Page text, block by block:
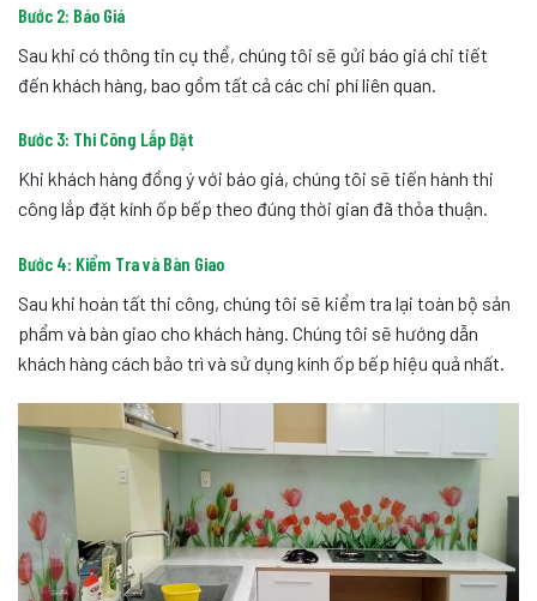
Bước 2: Báo Giá
Sau khi có thông tin cụ thể, chúng tôi sẽ gửi báo giá chi tiết
đến khách hàng, bao gồm tất cả các chi phí liên quan.
Bước 3: Thi Công Lắp Đặt
Khi khách hàng đồng ý với báo giá, chúng tôi sẽ tiến hành thi
công lắp đặt kính ốp bếp theo đúng thời gian đã thỏa thuận.
Bước 4: Kiểm Tra và Bàn Giao
Sau khi hoàn tất thi công, chúng tôi sẽ kiểm tra lại toàn bộ sản
phẩm và bàn giao cho khách hàng. Chúng tôi sẽ hướng dẫn
khách hàng cách bảo trì và sử dụng kính ốp bếp hiệu quả nhất.